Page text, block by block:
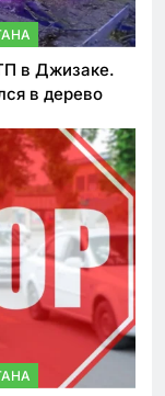
в Джизаке.
в дерево